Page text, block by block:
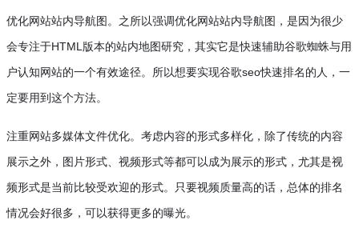
优化网站站内导航图。之所以强调优化网站站内导航图，是因为很少
会专注于HTML 版本的站内地图研究，其实它是快速辅助谷歌蜘蛛与用
户认知网站的一个有效途径。所以想要实现谷歌seo快速排名的人，一
定要用到这个方法。
注重网站多媒体文件优化。考虑内容的形式多样化，除了传统的内容
展示之外，图片形式、视频形式等都可以成为展示的形式，尤其是视
频形式是当前比较受欢迎的形式。只要视频质量高的话，总体的排名
情况会好很多，可以获得更多的曝光。